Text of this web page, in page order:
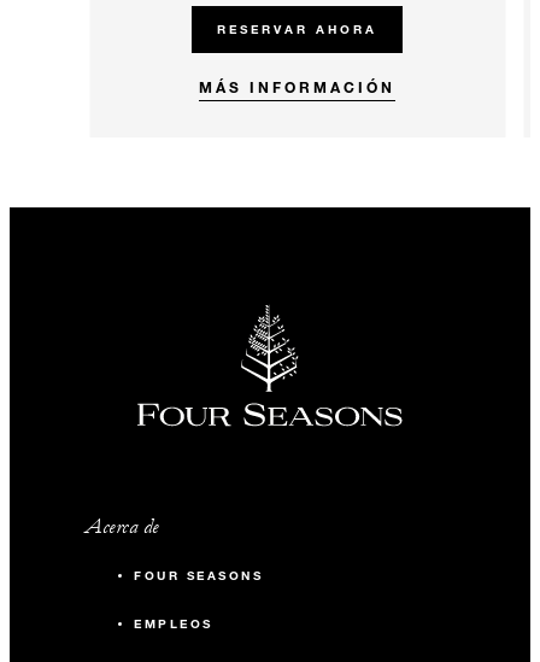
RESERVAR AHORA
​​MÁS INFORMACIÓN
Acerca de
FOUR SEASONS
EMPLEOS